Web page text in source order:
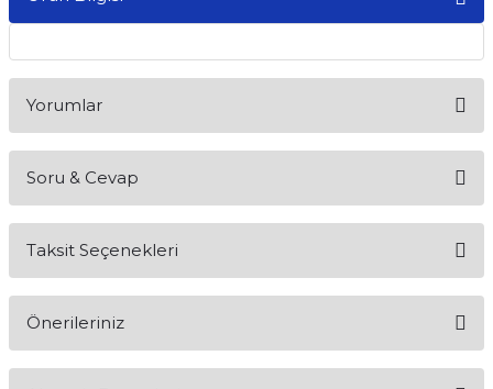
Yorumlar
Soru & Cevap
Taksit Seçenekleri
Önerileriniz